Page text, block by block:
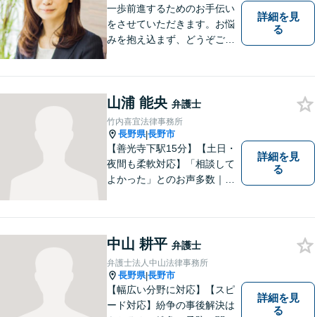
一歩前進するためのお手伝い
をさせていただきます。お悩
みを抱え込まず、どうぞご相
詳細を見
る
山浦 能央 弁護士
竹内喜宜法律事務所
長野県|長野市
【善光寺下駅15分】【土日・
夜間も柔軟対応】「相談して
よかった」とのお声多数｜交
どんな小さなお悩みでも、ま
ずはお気軽にご相談くださ
い。【完全個室で相談】
詳細を見
る
中山 耕平 弁護士
弁護士法人中山法律事務所
長野県|長野市
【幅広い分野に対応】【スピ
ード対応】紛争の事後解決は
詳細を見
る